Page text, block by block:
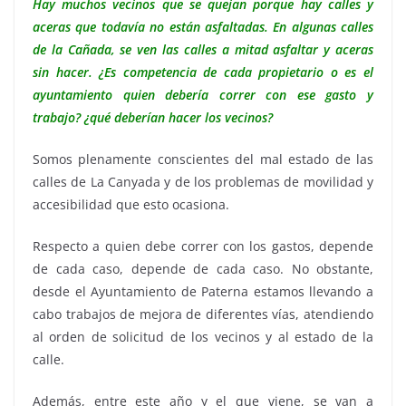
Hay muchos vecinos que se quejan porque hay calles y
aceras que todavía no están asfaltadas. En algunas calles
de la Cañada, se ven las calles a mitad asfaltar y aceras
sin hacer. ¿Es competencia de cada propietario o es el
ayuntamiento quien debería correr con ese gasto y
trabajo? ¿qué deberían hacer los vecinos?
Somos plenamente conscientes del mal estado de las
calles de La Canyada y de los problemas de movilidad y
accesibilidad que esto ocasiona.
Respecto a quien debe correr con los gastos, depende
de cada caso, depende de cada caso. No obstante,
desde el Ayuntamiento de Paterna estamos llevando a
cabo trabajos de mejora de diferentes vías, atendiendo
al orden de solicitud de los vecinos y al estado de la
calle.
Además, entre este año y el que viene, se van a